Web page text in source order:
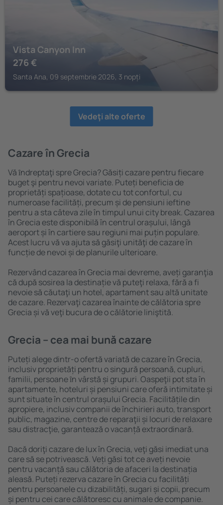
Vista Canyon Inn
276 €
Santa Ana, 09 septembrie 2026, 3 nopți
Vedeţi alte oferte
Cazare în Grecia
Vă ȋndreptaţi spre Grecia? Găsiți cazare pentru fiecare
buget şi pentru nevoi variate. Puteți beneficia de
proprietăți spațioase, dotate cu tot confortul, cu
numeroase facilități, precum și de pensiuni ieftine
pentru a sta câteva zile în timpul unui city break. Cazarea
în Grecia este disponibilă în centrul orașului, lângă
aeroport și în cartiere sau regiuni mai puțin populare.
Acest lucru vă va ajuta să găsiţi unităţi de cazare în
funcție de nevoi și de planurile ulterioare.
Rezervând cazarea în Grecia mai devreme, aveți garanţia
că după sosirea la destinație vă puteţi relaxa, fără a fi
nevoie să căutaţi un hotel, apartament sau altă unitate
de cazare. Rezervaţi cazarea înainte de călătoria spre
Grecia și vă veţi bucura de o călătorie liniştită.
Grecia – cea mai bună cazare
Puteți alege dintr-o ofertă variată de cazare în Grecia,
inclusiv proprietăți pentru o singură persoană, cupluri,
familii, persoane ȋn vârstă și grupuri. Oaspeţii pot sta în
apartamente, hoteluri și pensiuni care oferă intimitate și
sunt situate în centrul orașului Grecia. Facilitățile din
apropiere, inclusiv companii de închirieri auto, transport
public, magazine, centre de reparaţii și locuri de relaxare
sau distracţie, garantează o vacanță extraordinară.
Dacă doriţi cazare de lux în Grecia, veţi găsi imediat una
care să se potrivească. Veți găsi tot ce aveți nevoie
pentru vacanță sau călătoria de afaceri la destinația
aleasă. Puteți rezerva cazare în Grecia cu facilități
pentru persoanele cu dizabilități, sugari și copii, precum
și pentru cei care călătoresc cu animale de companie.